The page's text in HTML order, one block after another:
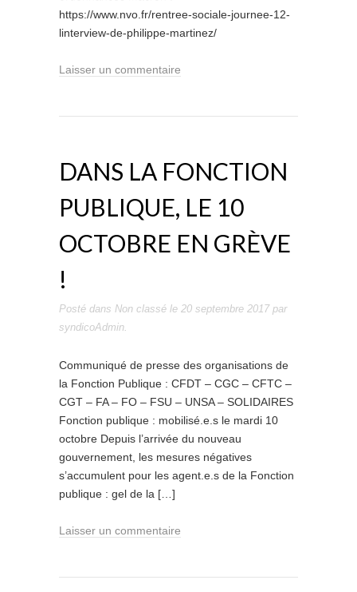
https://www.nvo.fr/rentree-sociale-journee-12-
linterview-de-philippe-martinez/
Laisser un commentaire
DANS LA FONCTION
PUBLIQUE, LE 10
OCTOBRE EN GRÈVE
!
Posté dans Non classé le 20 septembre 2017par
syndicoAdmin.
Communiqué de presse des organisations de
la Fonction Publique : CFDT – CGC – CFTC –
CGT – FA – FO – FSU – UNSA – SOLIDAIRES
Fonction publique : mobilisé.e.s le mardi 10
octobre Depuis l’arrivée du nouveau
gouvernement, les mesures négatives
s’accumulent pour les agent.e.s de la Fonction
publique : gel de la […]
Laisser un commentaire